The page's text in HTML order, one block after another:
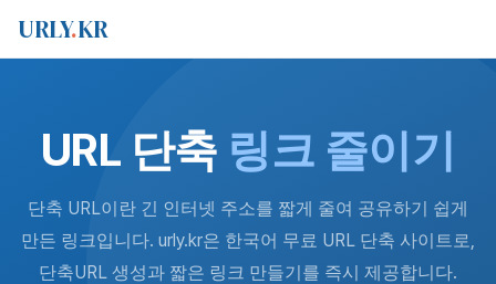
URLY.KR
URL 단축 링크 줄이기
단축 URL이란 긴 인터넷 주소를 짧게 줄여 공유하기 쉽게
만든 링크입니다. urly.kr은 한국어 무료 URL 단축 사이트로,
단축URL 생성과 짧은 링크 만들기를 즉시 제공합니다.